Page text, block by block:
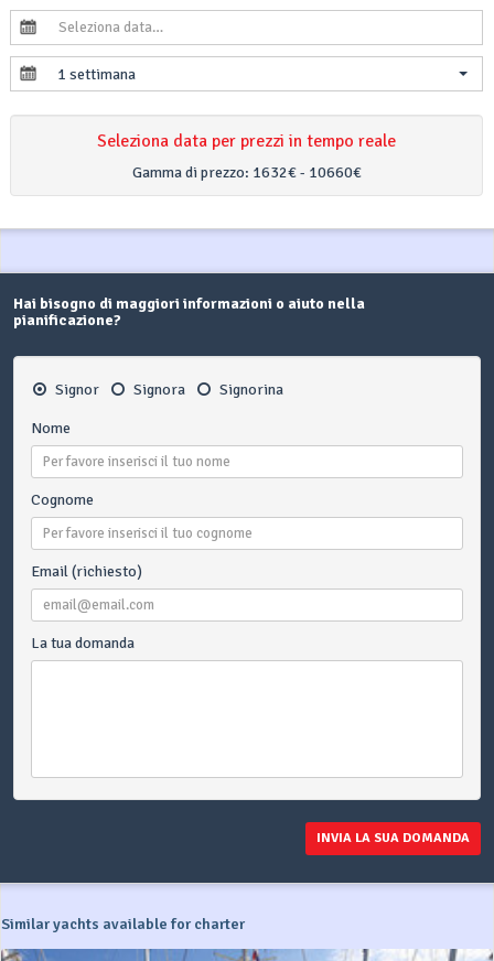
1 settimana
Seleziona data per prezzi in tempo reale
Gamma di prezzo: 1632€ - 10660€
Hai bisogno di maggiori informazioni o aiuto nella
pianificazione?
Signor Signora Signorina
Nome
Cognome
Email (richiesto)
La tua domanda
INVIA LA SUA DOMANDA
Similar yachts available for charter